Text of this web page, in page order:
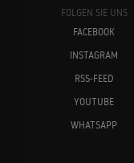
FOLGEN SIE UNS
FACEBOOK
INSTAGRAM
RSS-FEED
YOUTUBE
WHATSAPP